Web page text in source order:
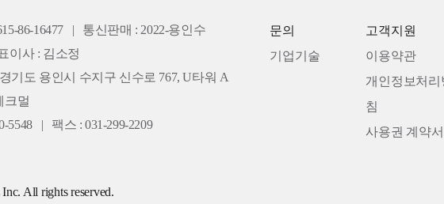
86-16477
통신판매 : 2022-용인수
이사 : 김소정
기도 용인시 수지구 신수로 767, U타워 A
크멀
5548
팩스 : 031-299-2209
문의
기업기술
고객지원
이용약관
개인정보처리
침
사용권 계약서
All rights reserved.